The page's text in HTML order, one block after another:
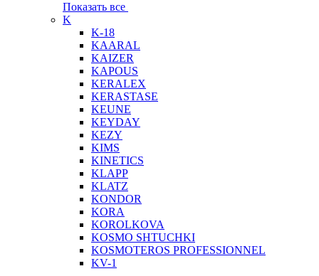
Показать все
K
K-18
KAARAL
KAIZER
KAPOUS
KERALEX
KERASTASE
KEUNE
KEYDAY
KEZY
KIMS
KINETICS
KLAPP
KLATZ
KONDOR
KORA
KOROLKOVA
KOSMO SHTUCHKI
KOSMOTEROS PROFESSIONNEL
KV-1